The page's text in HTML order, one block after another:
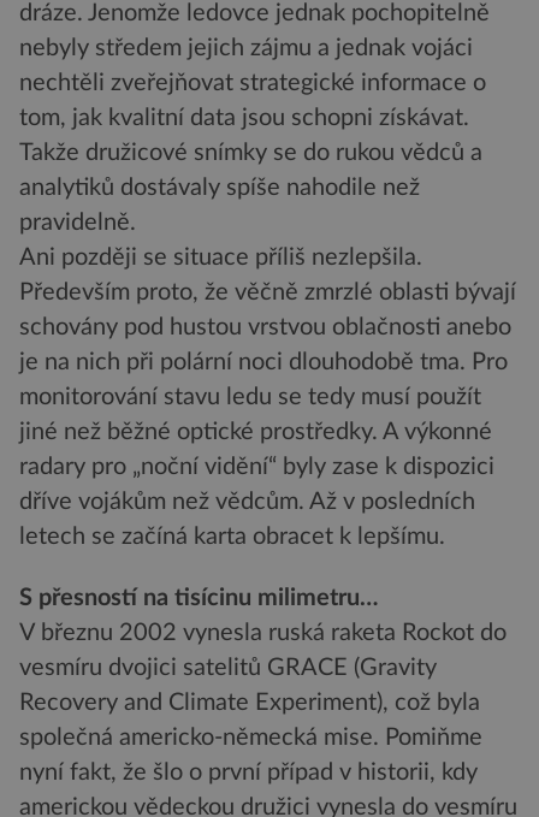
dráze. Jenomže ledovce jednak pochopitelně
nebyly středem jejich zájmu a jednak vojáci
nechtěli zveřejňovat strategické informace o
tom, jak kvalitní data jsou schopni získávat.
Takže družicové snímky se do rukou vědců a
analytiků dostávaly spíše nahodile než
pravidelně.
Ani později se situace příliš nezlepšila.
Především proto, že věčně zmrzlé oblasti bývají
schovány pod hustou vrstvou oblačnosti anebo
je na nich při polární noci dlouhodobě tma. Pro
monitorování stavu ledu se tedy musí použít
jiné než běžné optické prostředky. A výkonné
radary pro „noční vidění“ byly zase k dispozici
dříve vojákům než vědcům. Až v posledních
letech se začíná karta obracet k lepšímu.
S přesností na tisícinu milimetru…
V březnu 2002 vynesla ruská raketa Rockot do
vesmíru dvojici satelitů GRACE (Gravity
Recovery and Climate Experiment), což byla
společná americko-německá mise. Pomiňme
nyní fakt, že šlo o první případ v historii, kdy
americkou vědeckou družici vynesla do vesmíru